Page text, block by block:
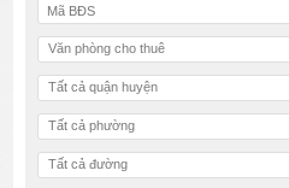
Văn phòng cho thuê
Tất cả quận huyện
Tất cả phường
Tất cả đường